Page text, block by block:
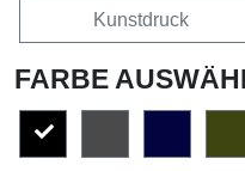
Kunstdruck
FARBE